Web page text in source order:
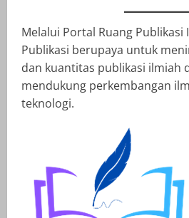
Melalui Portal Ruang Publikasi
Publikasi berupaya untuk
dan kuantitas publikasi ilmiah
mendukung perkembangan
teknologi.